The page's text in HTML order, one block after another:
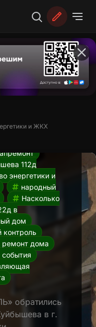
и ЖКХ
на
гуляет
112д
энергетики и
народный
Насколько
в
дом
контроль
ремонт дома
события
обратились
в г.